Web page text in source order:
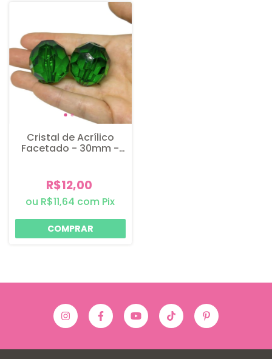
Cristal de Acrílico
Facetado - 30mm -
R$12,00
R$11,64 com Pix